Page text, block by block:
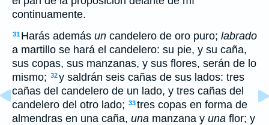
continuamente.
31 Harás además un candelero de oro puro; labrado
a martillo se hará el candelero: su pie, y su caña,
sus copas, sus manzanas, y sus flores, serán de lo
mismo; 32y saldrán seis cañas de sus lados: tres
cañas del candelero de un lado, y tres cañas del
candelero del otro lado; 33tres copas en forma de
almendras en una caña, una manzana y una flor; y